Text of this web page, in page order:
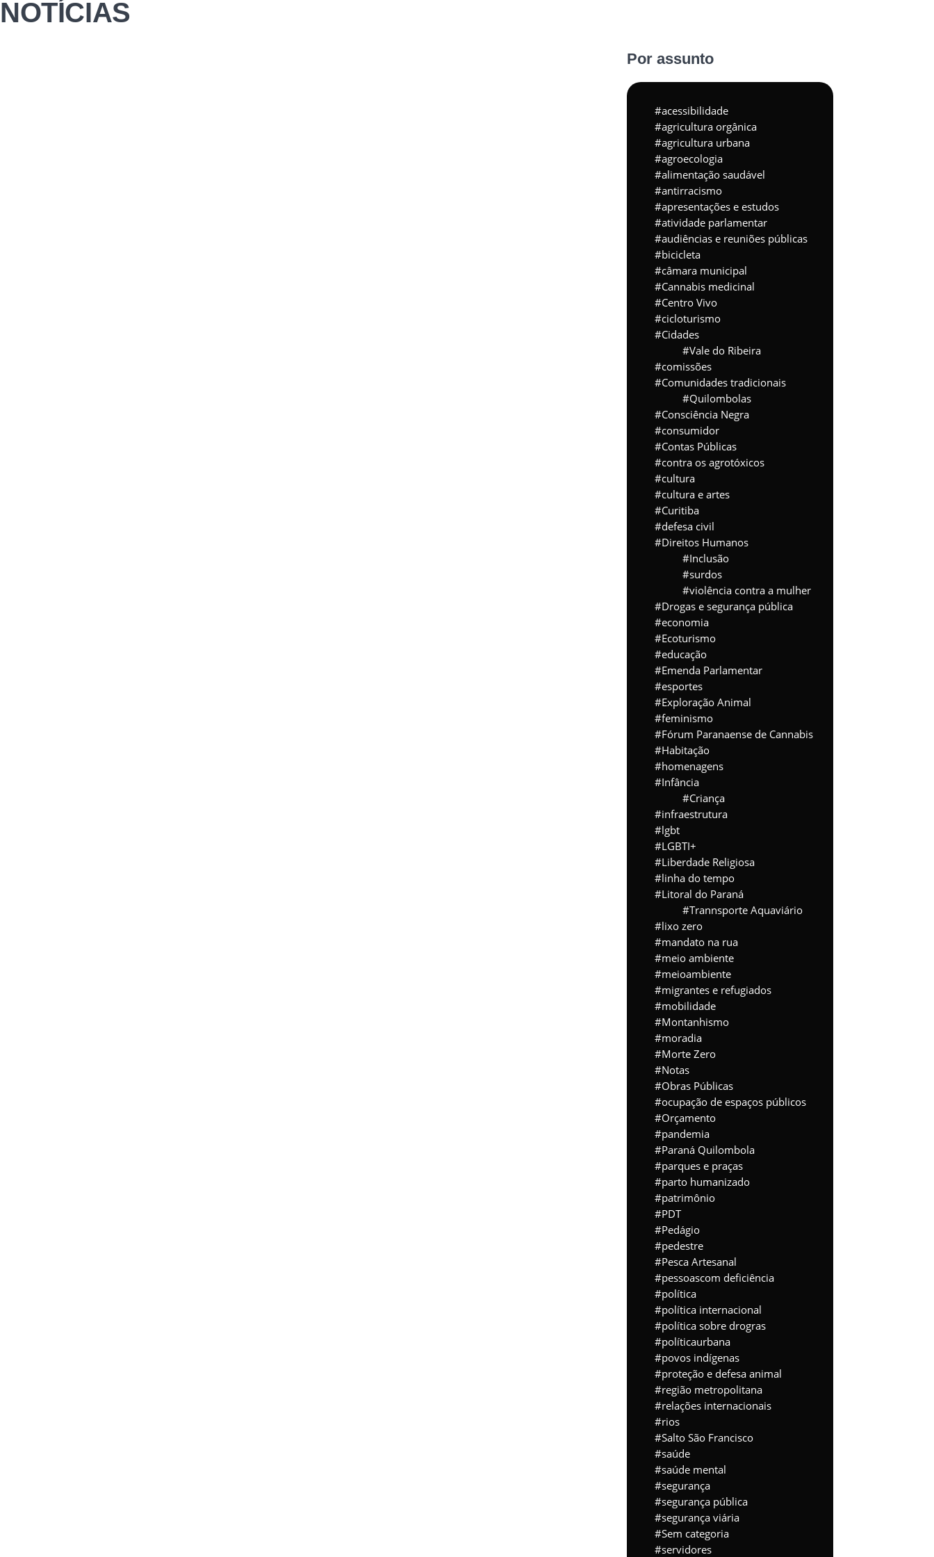
NOTÍCIAS
Por assunto
acessibilidade
agricultura orgânica
agricultura urbana
agroecologia
alimentação saudável
antirracismo
apresentações e estudos
atividade parlamentar
audiências e reuniões públicas
bicicleta
câmara municipal
Cannabis medicinal
Centro Vivo
cicloturismo
Cidades
Vale do Ribeira
comissões
Comunidades tradicionais
Quilombolas
Consciência Negra
consumidor
Contas Públicas
contra os agrotóxicos
cultura
cultura e artes
Curitiba
defesa civil
Direitos Humanos
Inclusão
surdos
violência contra a mulher
Drogas e segurança pública
economia
Ecoturismo
educação
Emenda Parlamentar
esportes
Exploração Animal
feminismo
Fórum Paranaense de Cannabis
Habitação
homenagens
Infância
Criança
infraestrutura
lgbt
LGBTI+
Liberdade Religiosa
linha do tempo
Litoral do Paraná
Trannsporte Aquaviário
lixo zero
mandato na rua
meio ambiente
meioambiente
migrantes e refugiados
mobilidade
Montanhismo
moradia
Morte Zero
Notas
Obras Públicas
ocupação de espaços públicos
Orçamento
pandemia
Paraná Quilombola
parques e praças
parto humanizado
patrimônio
PDT
Pedágio
pedestre
Pesca Artesanal
pessoascom deficiência
política
política internacional
política sobre drogras
políticaurbana
povos indígenas
proteção e defesa animal
região metropolitana
relações internacionais
rios
Salto São Francisco
saúde
saúde mental
segurança
segurança pública
segurança viária
Sem categoria
servidores